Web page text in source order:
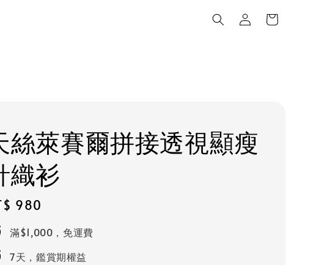
絲萊賽爾拼接透視顯瘦
織衫
980
滿$1,000，免運費
7天，鑑賞期權益